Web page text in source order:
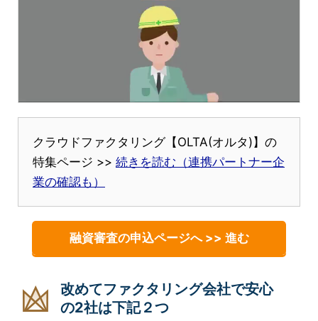
クラウドファクタリング【OLTA(オルタ)】の
特集ページ >> 続きを読む（連携パートナー企
業の確認も）
融資審査の申込ページへ >> 進む
改めてファクタリング会社で安心
の2社は下記２つ